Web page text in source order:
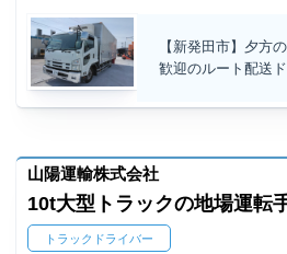
【新発田市】夕方
歓迎のルート配送
山陽運輸株式会社
10t大型トラックの地場運転
トラックドライバー